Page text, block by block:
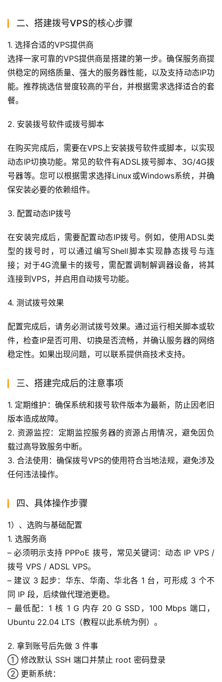
二、搭建拨号VPS的核心步骤
1. 选择合适的VPS提供商
选择一家可靠的VPS提供商是搭建的第一步。确保服务商提
供稳定的网络质量、强大的服务器性能，以及支持动态IP功
能。推荐挑选信誉度较高的平台，并根据需求选择适合的套
餐。
2. 安装拨号软件或拨号脚本
在购买完成后，需要在VPS上安装拨号软件或脚本，以实现
动态IP切换功能。常见的软件有ADSL拨号脚本、3G/4G拨
号器等。您可以根据需求选择Linux或Windows系统，并确
保安装必要的依赖组件。
3. 配置动态IP拨号
在安装完成后，需要配置动态IP拨号。例如，使用ADSL类
型的拨号时，可以通过编写Shell脚本实现静态拨号与连
接；对于4G流量卡的拨号，需配置调制解调器设备，将其
连接到VPS，并启用自动拨号功能。
4. 测试拨号效果
配置完成后，请务必测试拨号效果。通过运行相关脚本或软
件，检查IP是否可用、切换是否流畅，并确认服务器的网络
稳定性。如果出现问题，可以联系提供商技术支持。
三、搭建完成后的注意事项
1. 定期维护：确保系统和拨号软件版本为最新，防止因老旧
版本造成故障。
2. 资源监控：定期监控服务器的资源占用情况，避免因负
载过高导致服务中断。
3. 合法使用：确保拨号VPS的使用符合当地法规，避免涉及
任何违法操作。
四、具体操作步骤
1）、选购与基础配置
1. 选服务商
– 必须明示支持 PPPoE 拨号，常见关键词：动态 IP VPS /
拨号 VPS / ADSL VPS。
– 建议 3 起步：华东、华南、华北各 1 台，可形成 3 个不
同 IP 段，后续做代理池更稳。
– 最低配：1 核 1 G 内存 20 G SSD，100 Mbps 端口，
Ubuntu 22.04 LTS（教程以此系统为例）。
2. 拿到账号后先做 3 件事
① 修改默认 SSH 端口并禁止 root 密码登录
② 更新系统：